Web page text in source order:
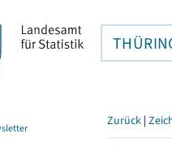
Zurück |